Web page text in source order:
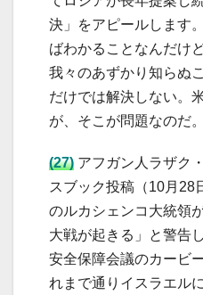
決」をアピールします
ばわかることなんだけ
我々のあずかり知らぬ
だけでは解決しない。
が、そこが問題なのだ。
(27) アフガン人ラザク
スブック投稿（10月28
のルカシェンコ大統領
大戦が起きる」と警告
安全保障会議のカービ
れまで通りイスラエル